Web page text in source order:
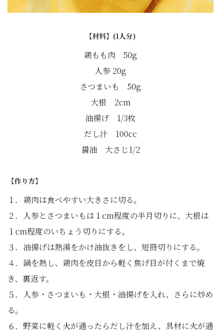
【材料】(1人分)
鶏もも肉 50g
人参 20g
さつまいも 50g
大根 2cm
油揚げ 1/3枚
だし汁 100cc
醤油 大さじ1/2
【作り方】
１．鶏肉は食べやすい大きさに切る。
２．人参とさつまいもは１cm程度の半月切りに、大根は
１cm程度のいちょう切りにする。
３．油揚げは熱湯をかけ油抜きをし、短冊切りにする。
４．鍋を熱し、鶏肉を皮目から軽く焦げ目が付くまで焼
き、裏返す。
５．人参・さつまいも・大根・油揚げを入れ、さらに炒め
る。
６．野菜に軽く火が通ったらだし汁を加え、具材に火が通